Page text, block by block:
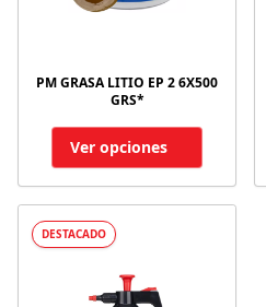
PM GRASA LITIO EP 2 6X500
GRS*
Ver opciones
DESTACADO